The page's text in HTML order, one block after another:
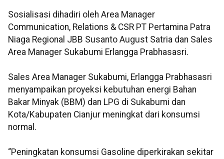
Sosialisasi dihadiri oleh Area Manager
Communication, Relations & CSR PT Pertamina Patra
Niaga Regional JBB Susanto August Satria dan Sales
Area Manager Sukabumi Erlangga Prabhasasri.
Sales Area Manager Sukabumi, Erlangga Prabhasasri
menyampaikan proyeksi kebutuhan energi Bahan
Bakar Minyak (BBM) dan LPG di Sukabumi dan
Kota/Kabupaten Cianjur meningkat dari konsumsi
normal.
“Peningkatan konsumsi Gasoline diperkirakan sekitar